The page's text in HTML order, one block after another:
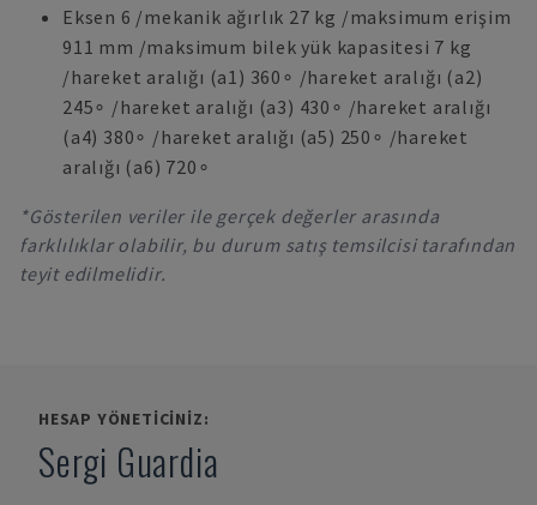
Eksen 6 /mekanik ağırlık 27 kg /maksimum erişim
911 mm /maksimum bilek yük kapasitesi 7 kg
/hareket aralığı (a1) 360∘ /hareket aralığı (a2)
245∘ /hareket aralığı (a3) 430∘ /hareket aralığı
(a4) 380∘ /hareket aralığı (a5) 250∘ /hareket
aralığı (a6) 720∘
*Gösterilen veriler ile gerçek değerler arasında
farklılıklar olabilir, bu durum satış temsilcisi tarafından
teyit edilmelidir.
HESAP YÖNETICINIZ:
Sergi Guardia